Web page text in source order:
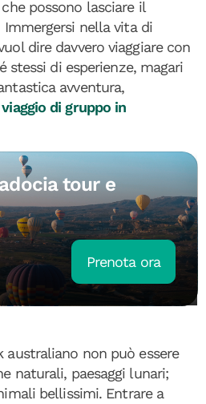
possono lasciare il
nella vita di
dire davvero viaggiare con
stessi di esperienze, magari
avventura,
viaggio di gruppo in
tour e
Prenota ora
australiano non può essere
naturali, paesaggi lunari;
bellissimi. Entrare a